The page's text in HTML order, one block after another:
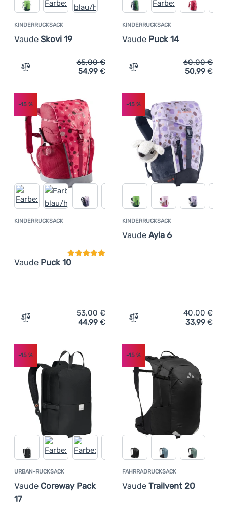
KINDERRUCKSACK
Vaude Skovi 19
Zum Vergleich 'Kinderrucksack Vaude Skovi 19'
65,00€
54,99 €
KINDERRUCKSACK
Vaude Puck 14
Zum Vergleich
60,00€
50,99 €
KINDERRUCKSACK
Vaude Puck 10
Kundenbewertung
-15 %
Zum Vergleich 'Kinderrucksack Vaude Puck 10'
53,00€
44,99 €
KINDERRUCKSACK
Vaude Ayla 6
-15%
Zum Vergleich
40,00€
33,99 €
URBAN-RUCKSACK
Vaude Coreway Pack
17
-15 %
FAHRRADRUCKSACK
Vaude Trailvent 20
-15%